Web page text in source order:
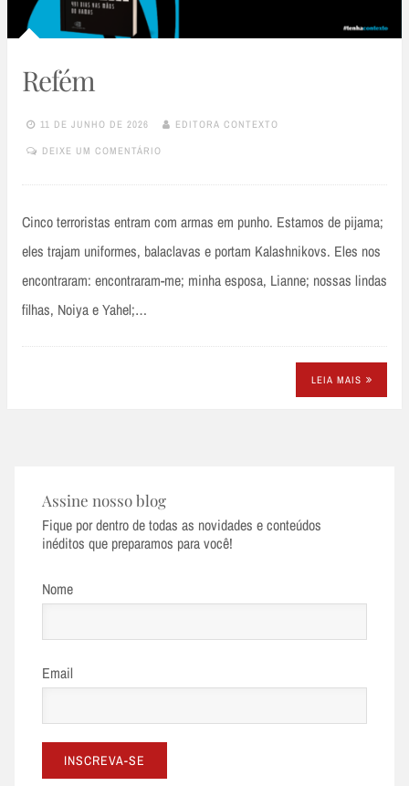
Refém
11 DE JUNHO DE 2026 EDITORA CONTEXTO
DEIXE UM COMENTÁRIO
Cinco terroristas entram com armas em punho. Estamos de pijama;
eles trajam uniformes, balaclavas e portam Kalashnikovs. Eles nos
encontraram: encontraram-me; minha esposa, Lianne; nossas lindas
filhas, Noiya e Yahel;…
LEIA MAIS
Assine nosso blog
Fique por dentro de todas as novidades e conteúdos
inéditos que preparamos para você!
Nome
Email